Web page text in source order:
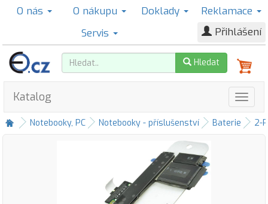
O nás O nákupu Doklady
Reklamace
Servis
Přihlášení
Hledat
Katalog
Notebooky, PC Notebooky - příslušenství Baterie 2-